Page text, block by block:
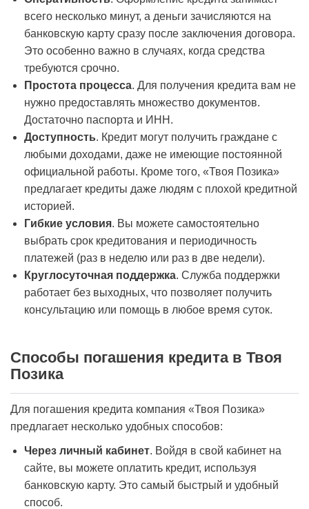
всего несколько минут, а деньги зачисляются на
банковскую карту сразу после заключения договора.
Это особенно важно в случаях, когда средства
требуются срочно.
Простота процесса. Для получения кредита вам не
нужно предоставлять множество документов.
Достаточно паспорта и ИНН.
Доступность. Кредит могут получить граждане с
любыми доходами, даже не имеющие постоянной
официальной работы. Кроме того, «Твоя Позика»
предлагает кредиты даже людям с плохой кредитной
историей.
Гибкие условия. Вы можете самостоятельно
выбрать срок кредитования и периодичность
платежей (раз в неделю или раз в две недели).
Круглосуточная поддержка. Служба поддержки
работает без выходных, что позволяет получить
консультацию или помощь в любое время суток.
Способы погашения кредита в Твоя
Позика
Для погашения кредита компания «Твоя Позика»
предлагает несколько удобных способов:
Через личный кабинет. Войдя в свой кабинет на
сайте, вы можете оплатить кредит, используя
банковскую карту. Это самый быстрый и удобный
способ.